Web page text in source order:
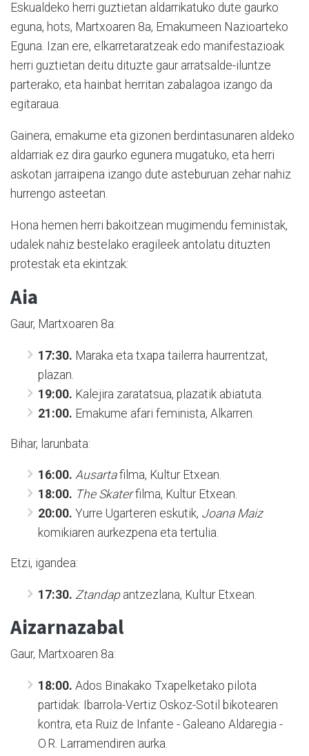
Eskualdeko herri guztietan aldarrikatuko dute gaurko
eguna, hots, Martxoaren 8a, Emakumeen Nazioarteko
Eguna. Izan ere, elkarretaratzeak edo manifestazioak
herri guztietan deitu dituzte gaur arratsalde-iluntze
parterako, eta hainbat herritan zabalagoa izango da
egitaraua.
Gainera, emakume eta gizonen berdintasunaren aldeko
aldarriak ez dira gaurko egunera mugatuko, eta herri
askotan jarraipena izango dute asteburuan zehar nahiz
hurrengo asteetan.
Hona hemen herri bakoitzean mugimendu feministak,
udalek nahiz bestelako eragileek antolatu dituzten
protestak eta ekintzak:
Aia
Gaur, Martxoaren 8a:
17:30. Maraka eta txapa tailerra haurrentzat,
plazan.
19:00. Kalejira zaratatsua, plazatik abiatuta.
21:00. Emakume afari feminista, Alkarren.
Bihar, larunbata:
16:00. Ausartafilma, Kultur Etxean.
18:00. The Skaterfilma, Kultur Etxean.
20:00. Yurre Ugarteren eskutik, Joana Maiz
komikiaren aurkezpena eta tertulia.
Etzi, igandea:
17:30. Ztandapantzezlana, Kultur Etxean.
Aizarnazabal
Gaur, Martxoaren 8a:
18:00. Ados Binakako Txapelketako pilota
partidak: Ibarrola-Vertiz Oskoz-Sotil bikotearen
kontra, eta Ruiz de Infante - Galeano Aldaregia -
O.R. Larramendiren aurka.